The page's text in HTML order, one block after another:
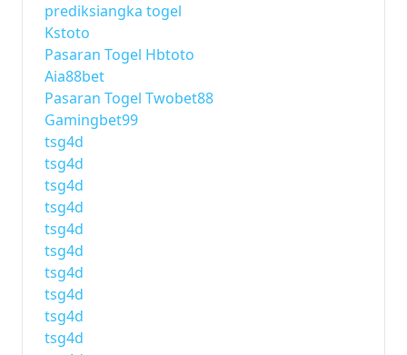
prediksiangka togel
Kstoto
Pasaran Togel Hbtoto
Aia88bet
Pasaran Togel Twobet88
Gamingbet99
tsg4d
tsg4d
tsg4d
tsg4d
tsg4d
tsg4d
tsg4d
tsg4d
tsg4d
tsg4d